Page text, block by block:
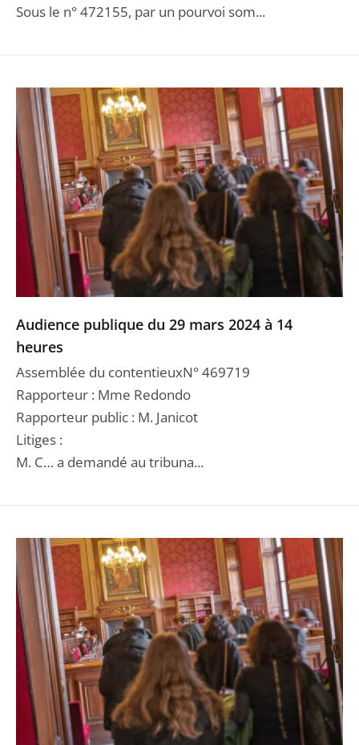
Sous le n° 472155, par un pourvoi som...
Audience publique du 29 mars 2024 à 14
heures
Assemblée du contentieuxN° 469719
Rapporteur : Mme Redondo
Rapporteur public : M. Janicot
Litiges :
M. C… a demandé au tribuna...